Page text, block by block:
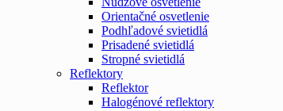
Orientačné osvetlenie
Podhľadové svietidlá
Prisadené svietidlá
Stropné svietidlá
Reflektory
Reflektor
Halogénové reflektory